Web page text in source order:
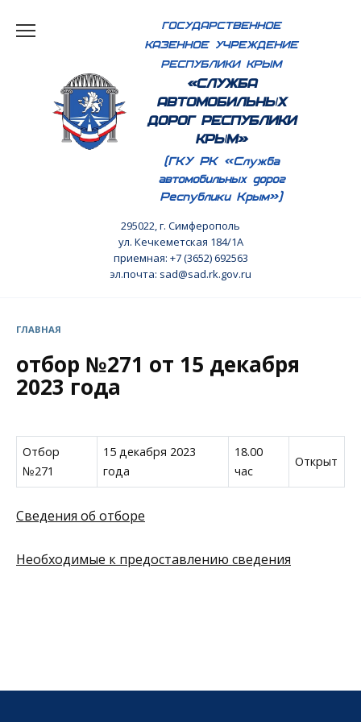
ГОСУДАРСТВЕННОЕ
КАЗЕННОЕ УЧРЕЖДЕНИЕ
РЕСПУБЛИКИ КРЫМ
«СЛУЖБА
АВТОМОБИЛЬНЫХ
ДОРОГ РЕСПУБЛИКИ
КРЫМ»
(ГКУ РК «Служба
автомобильных дорог
Республики Крым»)
295022, г. Симферополь
ул. Кечкеметская 184/1А
приемная: +7 (3652) 692563
эл.почта: sad@sad.rk.gov.ru
ГЛАВНАЯ
отбор №271 от 15 декабря
2023 года
Отбор
№271
15 декабря 2023
года
18.00
час
Открыт
Сведения об отборе
Необходимые к предоставлению сведения